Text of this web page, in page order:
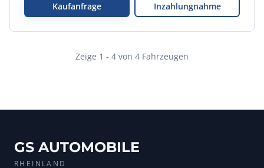
Kaufanfrage Inzahlungnahme
Zeige 1 - 4 von 4 Fahrzeugen
GS AUTOMOBILE
RHEINLAND